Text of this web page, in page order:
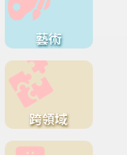
藝術
跨領域